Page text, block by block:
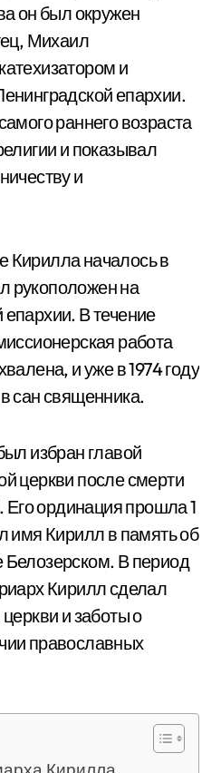
он был окружен
Михаил
и
епархии.
раннего возраста
и показывал
и
Кирилла началось в
рукоположен на
В течение
работа
и уже в 1974 году
сан священника.
избран главой
церкви после смерти
Его ординация прошла 1
имя Кирилл в память об
В период
Кирилл сделал
и заботы о
православных